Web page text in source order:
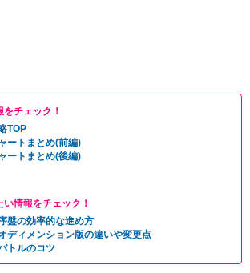
チェック！
TOP
ートまとめ(前編)
ートまとめ(後編)
情報をチェック！
盤の効率的な進め方
ディメンション版の違いや変更点
トルのコツ